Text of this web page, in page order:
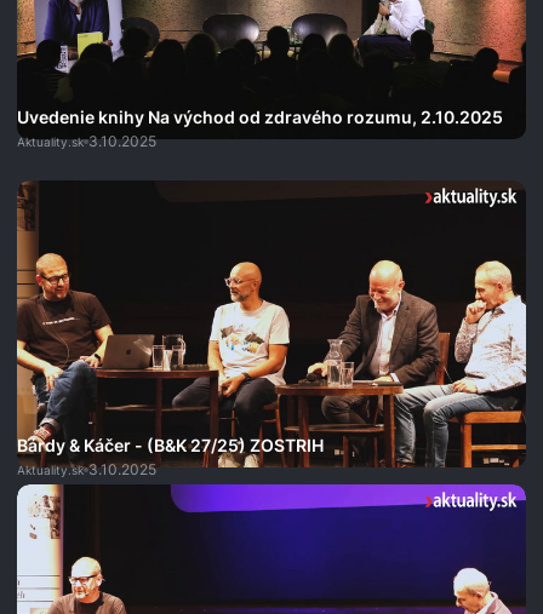
Uvedenie knihy Na východ od zdravého rozumu, 2.10.2025
Aktuality.sk 3.10.2025
Bárdy & Káčer - (B&K 27/25) ZOSTRIH
Aktuality.sk 3.10.2025